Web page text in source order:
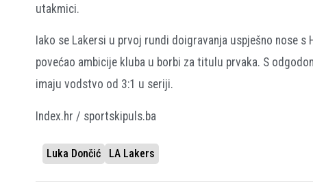
utakmici.
Iako se Lakersi u prvoj rundi doigravanja uspješno nose
povećao ambicije kluba u borbi za titulu prvaka. S
imaju vodstvo od 3:1 u seriji.
Index.hr / sportskipuls.ba
Luka Dončić LA Lakers